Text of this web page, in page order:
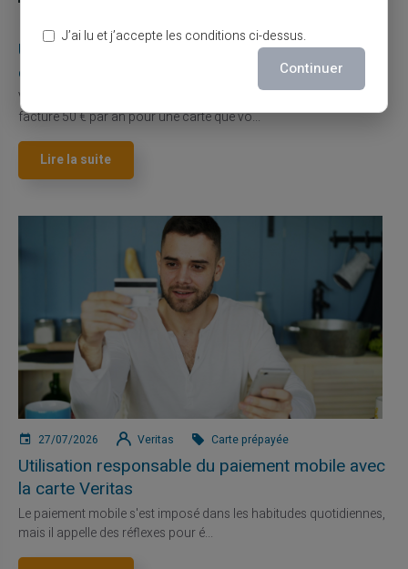
Une carte bancaire gratuite sans compte, ça
existe ?
Vous avez tapé cette recherche parce que votre banque vous
facture 50 € par an pour une carte que vo...
Lire la suite
27/07/2026 Veritas Carte prépayée
Utilisation responsable du paiement mobile avec
la carte Veritas
Le paiement mobile s'est imposé dans les habitudes quotidiennes,
mais il appelle des réflexes pour é...
J’ai lu et j’accepte les conditions ci-dessus.
Continuer